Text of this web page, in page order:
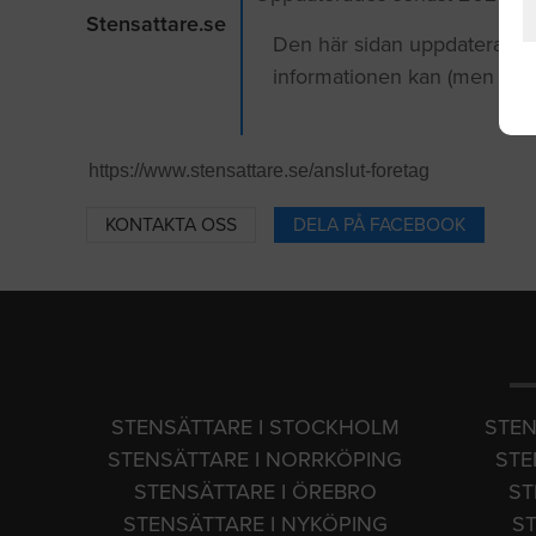
Stensattare.se
Den här sidan
informationen kan (men
KONTAKTA OSS DELA PÅ FACEBOOK
STENSÄTTARE I STOCKHOLM
STENSÄTTARE I NORRKÖPING
STENSÄTTARE I ÖREBRO
STENSÄTTARE I NYKÖPING